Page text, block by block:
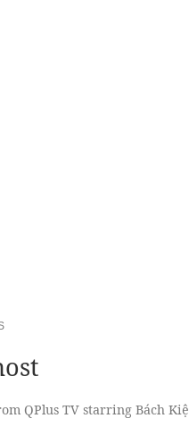
QPlus TV starring Bách